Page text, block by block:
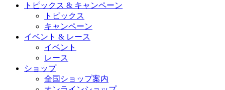
トピックス & キャンペーン
トピックス
キャンペーン
イベント & レース
イベント
レース
ショップ
全国ショップ案内